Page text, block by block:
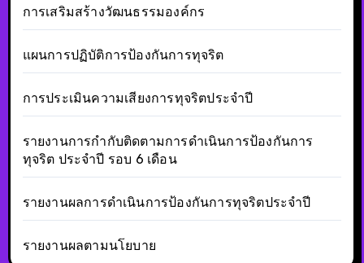
การเสริมสร้างวัฒนธรรมองค์กร
แผนการปฏิบัติการป้องกันการทุจริต
การประเมินความเสียงการทุจริตประจำปี
รายงานการกำกับติดตามการดำเนินการป้องกันการ
ทุจริต ประจำปี รอบ 6 เดือน
รายงานผลการดำเนินการป้องกันการทุจริตประจำปี
รายงานผลตามนโยบาย